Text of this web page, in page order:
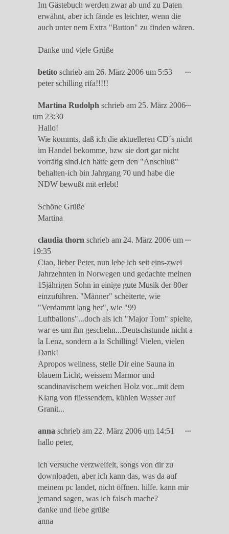
Im Gästebuch werden zwar ab und zu Daten
erwähnt, aber ich fände es leichter, wenn die
auch unter nem Extra "Button" zu finden wären.
Danke und viele Grüße
betitoschrieb am 26. März 2006 um 5:53
peter schilling rifa!!!!!
...Diese
Martina Rudolphschrieb am 25. März 2006
um 23:30
Hallo!
Wie kommts, daß ich die aktuelleren CD´s nicht
im Handel bekomme, bzw sie dort gar nicht
vorrätig sind.Ich hätte gern den "Anschluß"
behalten-ich bin Jahrgang 70 und habe die
NDW bewußt mit erlebt!
Schöne Grüße
Martina
...Diese
claudia thornschrieb am 24. März 2006 um
19:35
Ciao, lieber Peter, nun lebe ich seit eins-zwei
Jahrzehnten in Norwegen und gedachte meinen
15jährigen Sohn in einige gute Musik der 80er
einzuführen. "Männer" scheiterte, wie
"Verdammt lang her", wie "99
Luftballons"...doch als ich "Major Tom" spielte,
war es um ihn geschehn...Deutschstunde nicht a
la Lenz, sondern a la Schilling! Vielen, vielen
Dank!
Apropos wellness, stelle Dir eine Sauna in
blauem Licht, weissem Marmor und
scandinavischem weichen Holz vor...mit dem
Klang von fliessendem, kühlen Wasser auf
Granit...
...Diese
annaschrieb am 22. März 2006 um 14:51
hallo peter,
ich versuche verzweifelt, songs von dir zu
downloaden, aber ich kann das, was da auf
meinem pc landet, nicht öffnen. hilfe. kann mir
jemand sagen, was ich falsch mache?
danke und liebe grüße
anna
...Diese